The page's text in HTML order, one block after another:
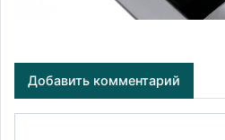
Добавить комментарий